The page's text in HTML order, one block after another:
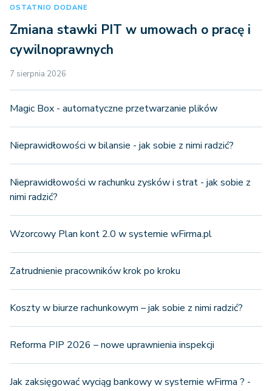
OSTATNIO DODANE
Zmiana stawki PIT w umowach o pracę i
cywilnoprawnych
7 sierpnia 2026
Magic Box - automatyczne przetwarzanie plików
Nieprawidłowości w bilansie - jak sobie z nimi radzić?
Nieprawidłowości w rachunku zysków i strat - jak sobie z
nimi radzić?
Wzorcowy Plan kont 2.0 w systemie wFirma.pl
Zatrudnienie pracowników krok po kroku
Koszty w biurze rachunkowym – jak sobie z nimi radzić?
Reforma PIP 2026 – nowe uprawnienia inspekcji
Jak zaksięgować wyciąg bankowy w systemie wFirma ? -